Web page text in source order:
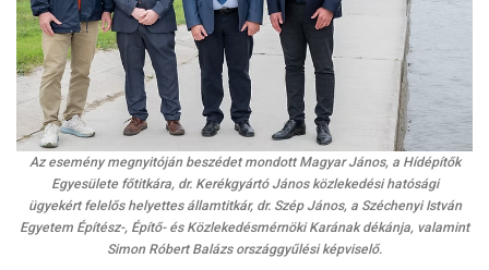
Az esemény megnyitóján beszédet mondott Magyar János, a Hídépítők
Egyesülete főtitkára, dr. Kerékgyártó János közlekedési hatósági
ügyekért felelős helyettes államtitkár, dr. Szép János, a Széchenyi István
Egyetem Építész-, Építő- és Közlekedésmérnöki Karának dékánja, valamint
Simon Róbert Balázs országgyűlési képviselő.